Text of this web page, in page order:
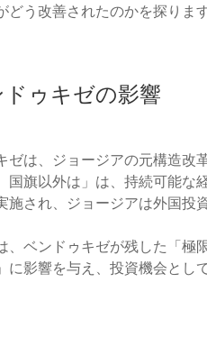
どう改善されたのかを探ります
ゥキゼの影響
ゼは、ジョージアの元構造改
国旗以外は」は、持続可能
施され、ジョージアは外国投
、ベンドゥキゼが残した「極
に影響を与え、投資機会とし